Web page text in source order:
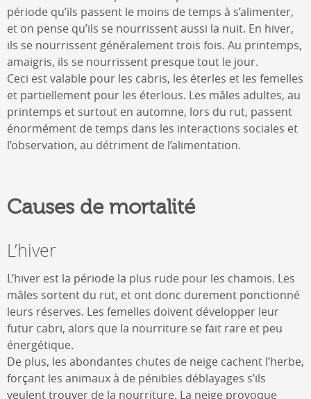
période qu’ils passent le moins de temps à s’alimenter,
et on pense qu’ils se nourrissent aussi la nuit. En hiver,
ils se nourrissent généralement trois fois. Au printemps,
amaigris, ils se nourrissent presque tout le jour.
Ceci est valable pour les cabris, les éterles et les femelles
et partiellement pour les éterlous. Les mâles adultes, au
printemps et surtout en automne, lors du rut, passent
énormément de temps dans les interactions sociales et
l’observation, au détriment de l’alimentation.
Causes de mortalité
L’hiver
L’hiver est la période la plus rude pour les chamois. Les
mâles sortent du rut, et ont donc durement ponctionné
leurs réserves. Les femelles doivent développer leur
futur cabri, alors que la nourriture se fait rare et peu
énergétique.
De plus, les abondantes chutes de neige cachent l’herbe,
forçant les animaux à de pénibles déblayages s’ils
veulent trouver de la nourriture. La neige provoque